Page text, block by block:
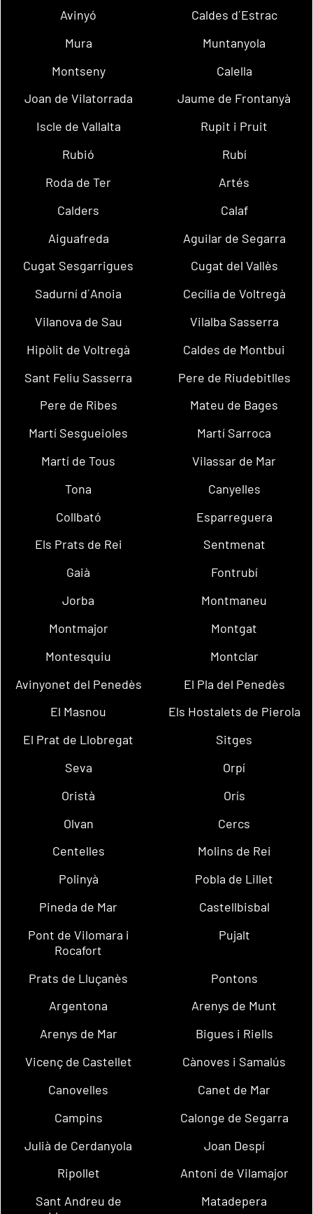
Avinyó
Caldes d´Estrac
Mura
Muntanyola
Montseny
Calella
Joan de Vilatorrada
Jaume de Frontanyà
Iscle de Vallalta
Rupit i Pruit
Rubió
Rubí
Roda de Ter
Artés
Calders
Calaf
Aiguafreda
Aguilar de Segarra
Cugat Sesgarrigues
Cugat del Vallès
Sadurní d´Anoia
Cecília de Voltregà
Vilanova de Sau
Vilalba Sasserra
Hipòlit de Voltregà
Caldes de Montbui
Sant Feliu Sasserra
Pere de Riudebitlles
Pere de Ribes
Mateu de Bages
Martí Sesgueioles
Martí Sarroca
Martí de Tous
Vilassar de Mar
Tona
Canyelles
Collbató
Esparreguera
Els Prats de Rei
Sentmenat
Gaià
Fontrubí
Jorba
Montmaneu
Montmajor
Montgat
Montesquiu
Montclar
Avinyonet del Penedès
El Pla del Penedès
El Masnou
Els Hostalets de Pierola
El Prat de Llobregat
Sitges
Seva
Orpí
Oristà
Orís
Olvan
Cercs
Centelles
Molins de Rei
Polinyà
Pobla de Lillet
Pineda de Mar
Castellbisbal
Pont de Vilomara i
Rocafort
Pujalt
Prats de Lluçanès
Pontons
Argentona
Arenys de Munt
Arenys de Mar
Bigues i Riells
Vicenç de Castellet
Cànoves i Samalús
Canovelles
Canet de Mar
Campins
Calonge de Segarra
Julià de Cerdanyola
Joan Despí
Ripollet
Antoni de Vilamajor
Sant Andreu de
Matadepera